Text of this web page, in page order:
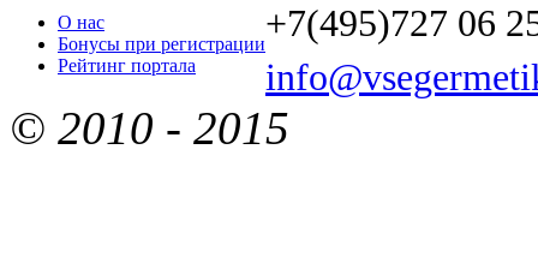
О нас
Бонусы при регистрации
Рейтинг портала
+7(495)727 06
© 2010 - 2015